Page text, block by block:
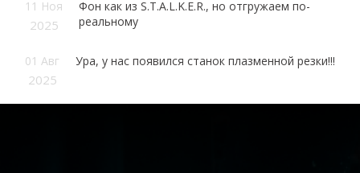
11 Ноя
2025
Фон как из S.T.A.L.K.E.R., но отгружаем по-
реальному
01 Авг
2025
Ура, у нас появился станок плазменной резки!!!